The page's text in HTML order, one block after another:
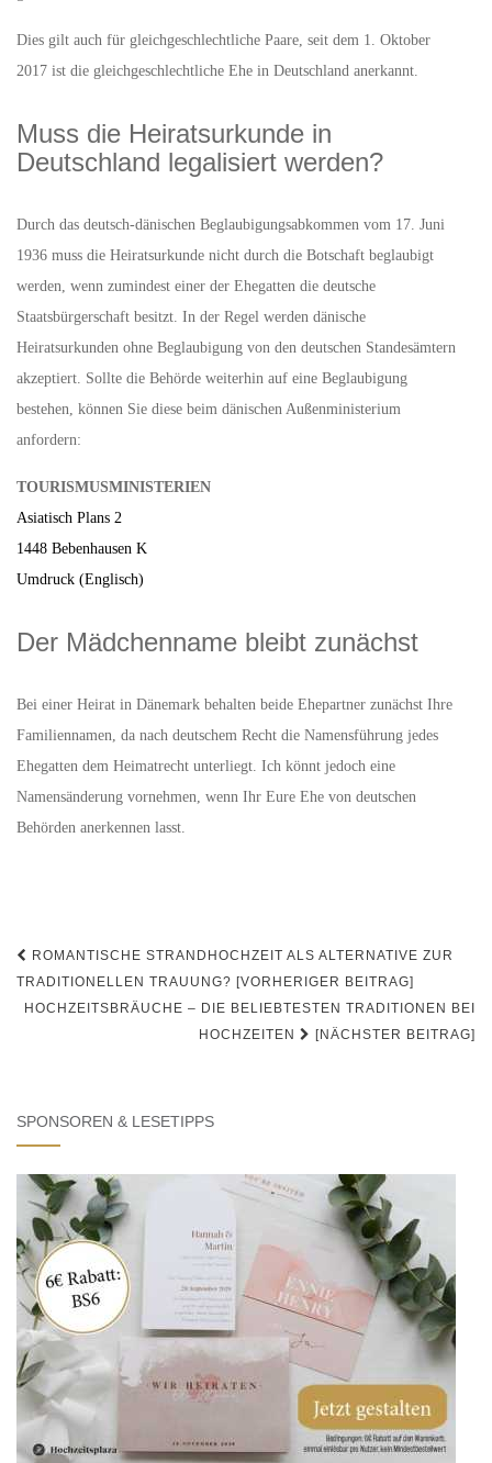
Dies gilt auch für gleichgeschlechtliche Paare, seit dem 1. Oktober
2017 ist die gleichgeschlechtliche Ehe in Deutschland anerkannt.
Muss die Heiratsurkunde in
Deutschland legalisiert werden?
Durch das deutsch-dänischen Beglaubigungsabkommen vom 17. Juni
1936 muss die Heiratsurkunde nicht durch die Botschaft beglaubigt
werden, wenn zumindest einer der Ehegatten die deutsche
Staatsbürgerschaft besitzt. In der Regel werden dänische
Heiratsurkunden ohne Beglaubigung von den deutschen Standesämtern
akzeptiert. Sollte die Behörde weiterhin auf eine Beglaubigung
bestehen, können Sie diese beim dänischen Außenministerium
anfordern:
TOURISMUSMINISTERIEN
Asiatisch Plans 2
1448 Bebenhausen K
Umdruck (Englisch)
Der Mädchenname bleibt zunächst
Bei einer Heirat in Dänemark behalten beide Ehepartner zunächst Ihre
Familiennamen, da nach deutschem Recht die Namensführung jedes
Ehegatten dem Heimatrecht unterliegt. Ich könnt jedoch eine
Namensänderung vornehmen, wenn Ihr Eure Ehe von deutschen
Behörden anerkennen lasst.
Beitrags-
Navigation
ROMANTISCHE STRANDHOCHZEIT ALS ALTERNATIVE ZUR
TRADITIONELLEN TRAUUNG? [VORHERIGER BEITRAG]
HOCHZEITSBRÄUCHE – DIE BELIEBTESTEN TRADITIONEN BEI
HOCHZEITEN
[NÄCHSTER BEITRAG]
SPONSOREN & LESETIPPS